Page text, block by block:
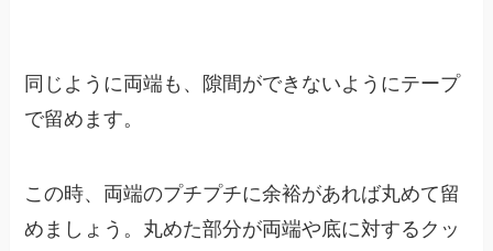
同じように両端も、隙間ができないようにテープ
で留めます。
この時、両端のプチプチに余裕があれば丸めて留
めましょう。丸めた部分が両端や底に対するクッ